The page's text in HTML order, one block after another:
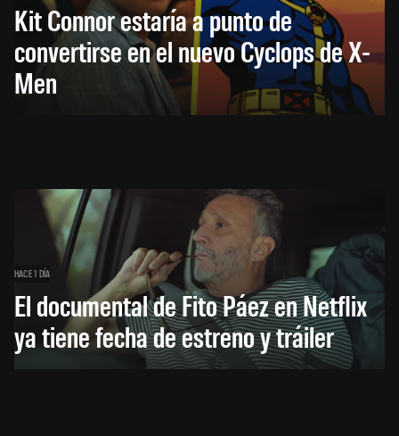
Kit Connor estaría a punto de
convertirse en el nuevo Cyclops de X-
Men
HACE 1 DÍA
El documental de Fito Páez en Netflix
ya tiene fecha de estreno y tráiler